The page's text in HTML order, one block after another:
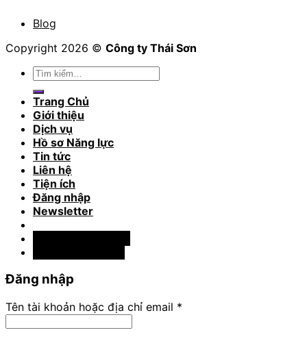
Blog
Copyright 2026 © Công ty Thái Sơn
Tìm
kiếm:
Trang Chủ
Giới thiệu
Dịch vụ
Hồ sơ Năng lực
Tin tức
Liên hệ
Tiện ích
Đăng nhập
Newsletter
Đăng nhập
Tên tài khoản hoặc địa chỉ email *